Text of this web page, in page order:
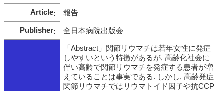
Article 報告
Publisher 全日本病院出版会
「Abstract」関節リウマチは若年女性に発症
しやすいという特徴があるが, 高齢化社会に
伴い高齢で関節リウマチを発症する患者が増
えていることは事実である. しかし, 高齢発症
関節リウマチではリウマトイド因子や抗CCP